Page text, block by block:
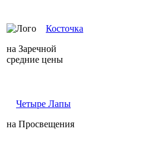
Косточка
на Заречной
средние цены
Четыре Лапы
на Просвещения